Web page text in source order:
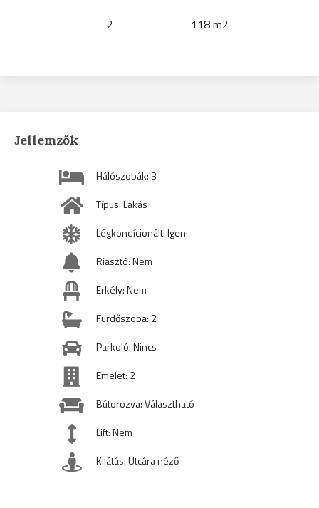
2 118 m2
Jellemzők
Hálószobák: 3
Típus: Lakás
Légkondícionált: Igen
Riasztó: Nem
Erkély: Nem
Fürdőszoba: 2
Parkoló: Nincs
Emelet: 2
Bútorozva: Választható
Lift: Nem
Kilátás: Utcára néző